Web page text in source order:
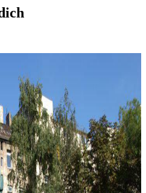
Brandenburg
Kinder und Familien